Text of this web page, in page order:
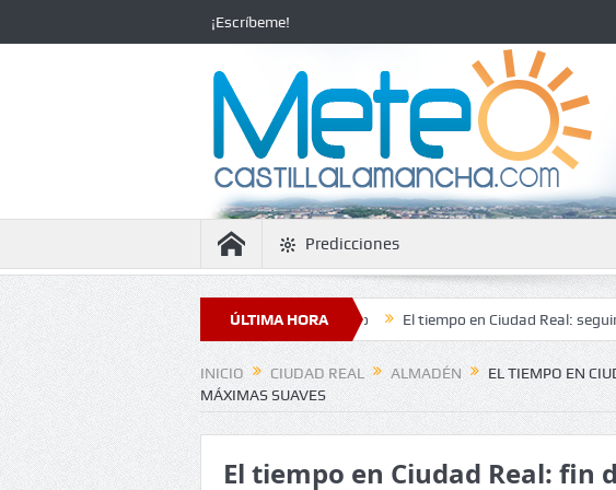
¡Escríbeme!
Predicciones
ÚLTIMA HORA
estabilidad con temperaturas en ascenso El tiempo en Ciudad Real: seguirá el
INICIO CIUDAD REAL ALMADÉN
EL TIEMPO EN
MÁXIMAS SUAVES
El tiempo en Ciudad Real: fin